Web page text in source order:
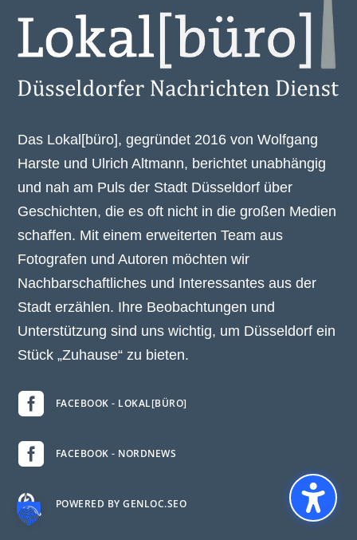
Das Lokal[büro], gegründet 2016 von Wolfgang
Harste und Ulrich Altmann, berichtet unabhängig
und nah am Puls der Stadt Düsseldorf über
Geschichten, die es oft nicht in die großen Medien
schaffen. Mit einem erweiterten Team aus
Fotografen und Autoren möchten wir
Nachbarschaftliches und Interessantes aus der
Stadt erzählen. Ihre Beobachtungen und
Unterstützung sind uns wichtig, um Düsseldorf ein
Stück „Zuhause“ zu bieten.
 FACEBOOK - LOKAL[BÜRO]
 FACEBOOK - NORDNEWS
 POWERED BY GENLOC.SEO